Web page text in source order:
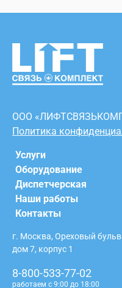
ООО
Политика
Услуги
Оборудование
Диспетчерская
Наши работы
Контакты
г. Москва, Ореховый
дом 7, корпус 1
8-800-533-77-02
работаем с 9:00 до 18:00